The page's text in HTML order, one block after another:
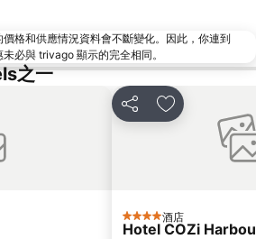
中環
羅湖口岸
Tsing Yi Metro Station
Causeway Bay Metro Station
大梅沙海濱公園
格和供應情況資料會不斷變化。因此，你連到
必與 trivago 顯示的完全相同。
之一
分享 放到收藏夾
4 星級 酒店
Hotel COZi